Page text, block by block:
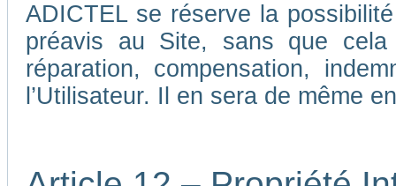
ADICTEL se réserve la
préavis au Site, sans que
réparation, compensation,
l’Utilisateur. Il en sera de même